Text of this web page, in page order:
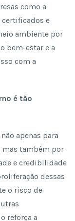
como a
e
ambiente por
bem-estar e a
com a
é tão
apenas para
também por
e credibilidade
dessas
o risco de
reforça a